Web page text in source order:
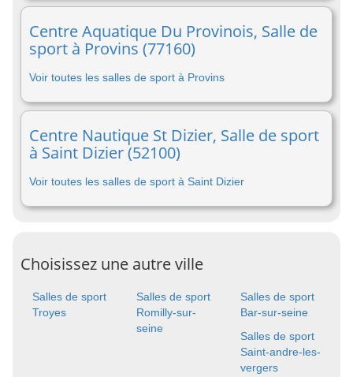
Centre Aquatique Du Provinois, Salle de
sport à Provins (77160)
Voir toutes les salles de sport à Provins
Centre Nautique St Dizier, Salle de sport
à Saint Dizier (52100)
Voir toutes les salles de sport à Saint Dizier
Choisissez une autre ville
Salles de sport
Troyes
Salles de sport
Romilly-sur-
seine
Salles de sport
Bar-sur-seine
Salles de sport
Saint-andre-les-
vergers